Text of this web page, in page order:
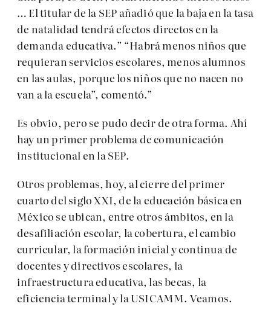
… El titular de la SEP añadió que la baja en la tasa
de natalidad tendrá efectos directos en la
demanda educativa.” “Habrá menos niños que
requieran servicios escolares, menos alumnos
en las aulas, porque los niños que no nacen no
van a la escuela”, comentó.”
Es obvio, pero se pudo decir de otra forma. Ahí
hay un primer problema de comunicación
institucional en la SEP.
Otros problemas, hoy, al cierre del primer
cuarto del siglo XXI, de la educación básica en
México se ubican, entre otros ámbitos, en la
desafiliación escolar, la cobertura, el cambio
curricular, la formación inicial y continua de
docentes y directivos escolares, la
infraestructura educativa, las becas, la
eficiencia terminal y la USICAMM. Veamos.